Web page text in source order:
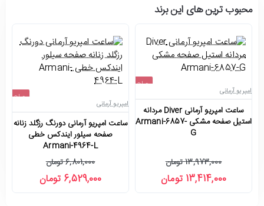
محبوب ترین های این برند
حراج
-4%
امپریو آرمانی
ساعت امپریو آرمانی Diver مردانه
استیل صفحه مشکی Armani-6857-
G
13,414,000 تومان
13,973,000 تومان
حراج
-4%
امپریو آرمانی
ساعت امپریو آرمانی دورنگ رزگلد زنانه
صفحه سیلور ایندکس خطی
Armani-4964-L
6,529,000 تومان
6,801,000 تومان